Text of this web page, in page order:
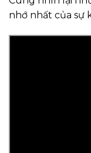
nhớ nhất của sự